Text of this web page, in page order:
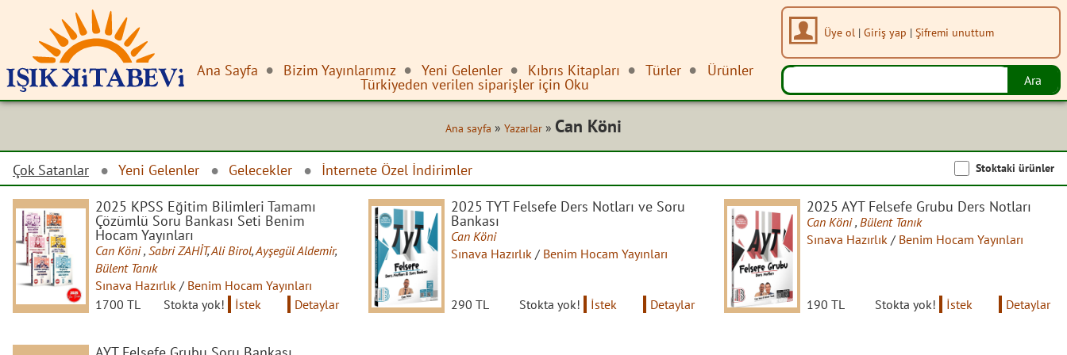
Ana Sayfa Bizim Yayınlarımız Yeni Gelenler Kıbrıs Kitapları Türler Ürünler
Türkiyeden verilen siparişler için Oku
Üye ol | Giriş yap | Şifremi unuttum
Ana sayfa » Yazarlar » Can Köni
Çok Satanlar Yeni Gelenler Gelecekler İnternete Özel İndirimler Stoktaki ürünler
2025 KPSS Eğitim Bilimleri Tamamı
Çözümlü Soru Bankası Seti Benim
Hocam Yayınları
Can Köni, Sabri ZAHİT,Ali Birol,Ayşegül Aldemir,
Bülent Tanık
Sınava Hazırlık / Benim Hocam Yayınları
1700 TL
Stokta yok! İstek Detaylar
2025 TYT Felsefe Ders Notları ve Soru
Bankası
Can Köni
Sınava Hazırlık / Benim Hocam Yayınları
290 TL Stokta yok! İstek Detaylar
2025 AYT Felsefe Grubu Ders Notları
Can Köni, Bülent Tanık
Sınava Hazırlık / Benim Hocam Yayınları
190 TL Stokta yok! İstek Detaylar